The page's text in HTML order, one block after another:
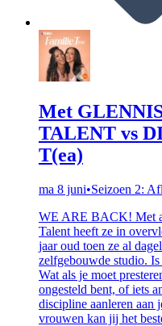
Met
TALENT vs
T(ea)
ma 8 juni•Seizoen 2:
WE ARE BACK! Met
Talent heeft ze in
jaar oud toen ze al
zelfgebouwde studio. Is
Wat als je moet
ongesteld bent, of iets
discipline aanleren aan
vrouwen kan jij het